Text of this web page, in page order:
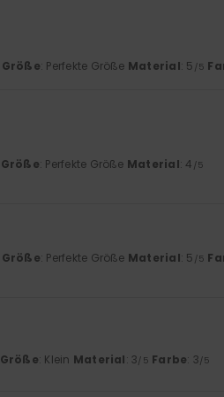
Größe: Perfekte Größe Material: 5 /5
Größe: Perfekte Größe Material: 4 /5
Größe: Perfekte Größe Material: 5 /5
Größe: Klein Material: 3/5 Farbe: 3/5